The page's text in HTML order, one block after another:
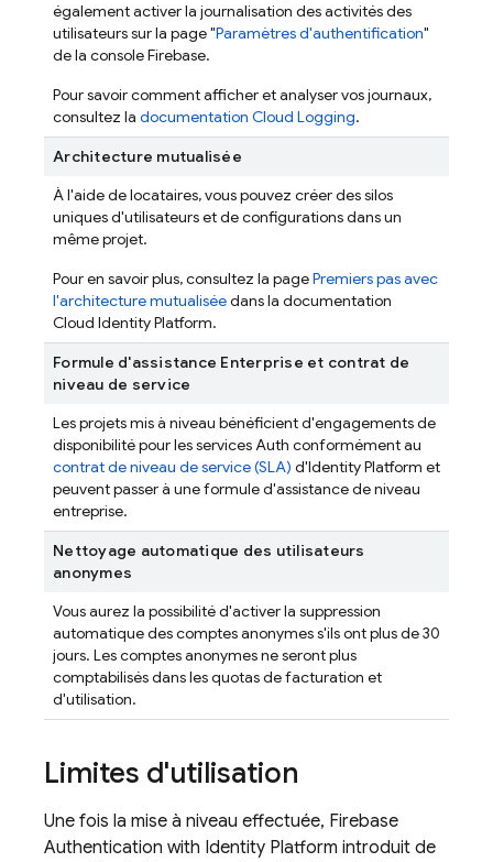
également activer la journalisation des activités des
utilisateurs sur la page "Paramètres d'authentification"
de la consoleFirebase.
Pour savoir comment afficher et analyser vos journaux,
consultez la documentation Cloud Logging.
Architecture mutualisée
À l'aide de locataires, vous pouvez créer des silos
uniques d'utilisateurs et de configurations dans un
même projet.
Pour en savoir plus, consultez la pagePremiers pas avec
l'architecture mutualiséedans la documentation
Cloud Identity Platform.
Formule d'assistance Enterprise et contrat de
niveau de service
Les projets mis à niveau bénéficient d'engagements de
disponibilité pour les services Auth conformément au
contrat de niveau de service (SLA) d'Identity Platform et
peuvent passer à une formule d'assistance de niveau
entreprise.
Nettoyage automatique des utilisateurs
anonymes
Vous aurez la possibilité d'activer la suppression
automatique des comptes anonymes s'ils ont plus de 30
jours. Les comptes anonymes ne seront plus
comptabilisés dans les quotas de facturation et
d'utilisation.
Limites d'utilisation
Une fois la mise à niveau effectuée, Firebase
Authentication with Identity Platform introduit de